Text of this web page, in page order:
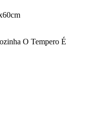
O Tempero É